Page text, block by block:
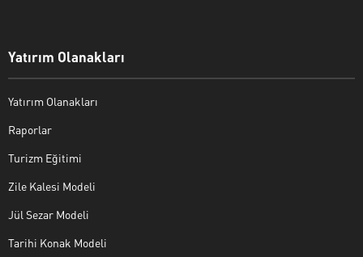
Yatırım Olanakları
Yatırım Olanakları
Raporlar
Turizm Eğitimi
Zile Kalesi Modeli
Jül Sezar Modeli
Tarihi Konak Modeli